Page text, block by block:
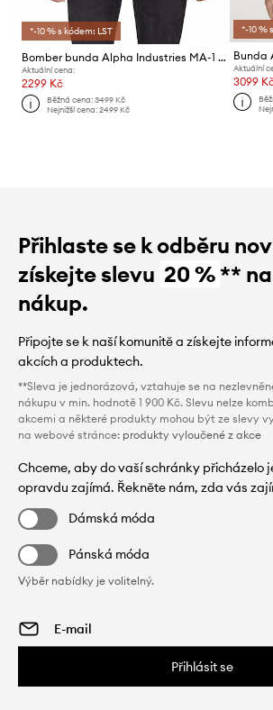
*-10 % s kódem: LST
Bomber bunda Alpha Industries MA-1 TT 141041 03
Aktuální cena:
2299 Kč
Běžná cena:3499 Kč
Nejnižší cena:2499 Kč
*-10 %
Aktuální
3099
Přihlaste se k odběru
získejte slevu 20 %**
nákup.
Připojte se k naší komunitě a získejte
akcích a produktech.
**Sleva je jednorázová, vztahuje se na
nákupu v min. hodnotě 1 900 Kč. Slevu nelze
akcemi a některé produkty mohou být ze slevy
na webové stránce: produkty vyloučené z akce
Chceme, aby do vaší schránky přicházelo
opravdu zajímá. Řekněte nám, zda vás
Dámská móda
Pánská móda
Výběr nabídky je volitelný.
Přihlásit se